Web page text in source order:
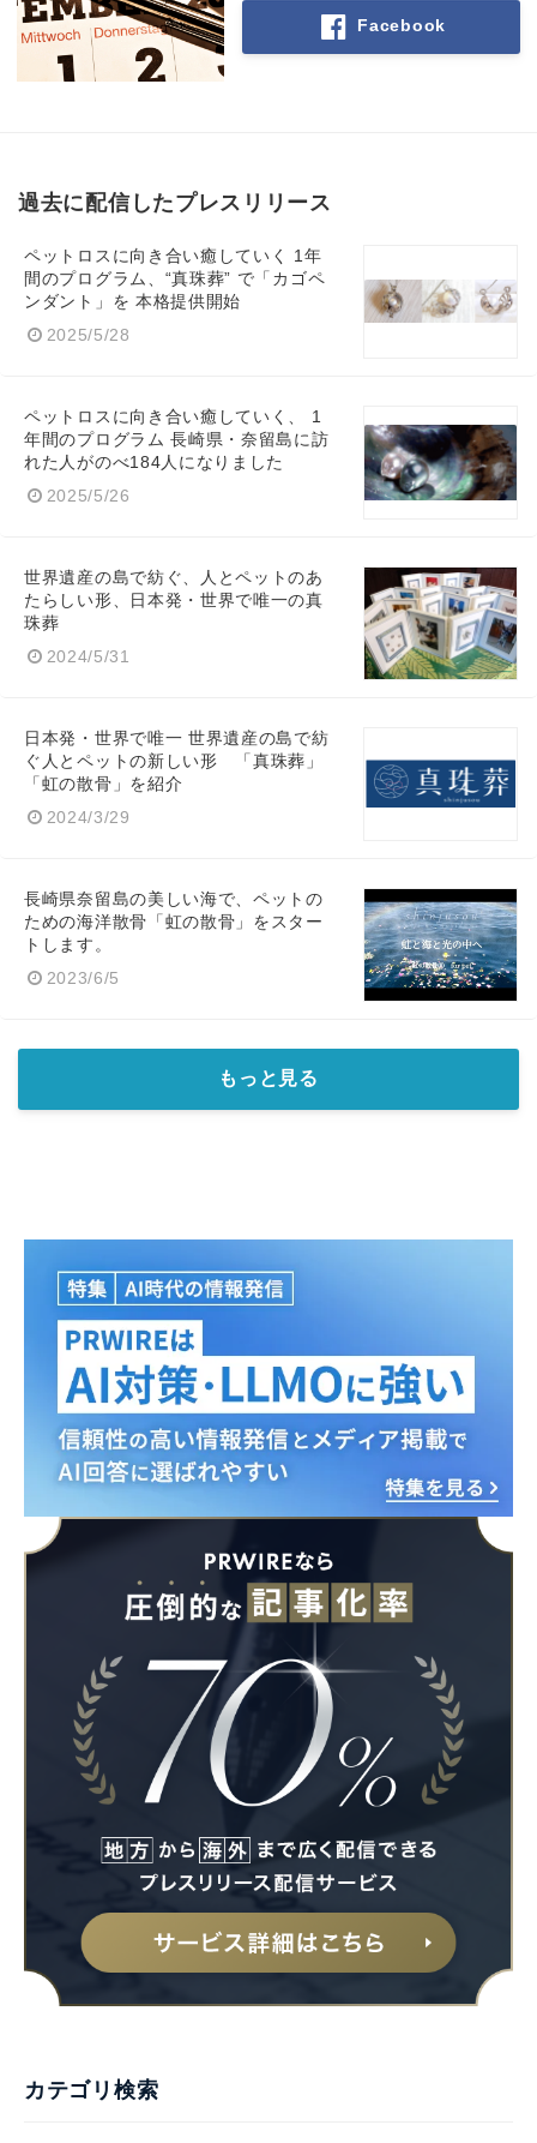
Facebook
過去に配信したプレスリリース
ペットロスに向き合い癒していく 1年
間のプログラム、“真珠葬” で「カゴペ
ンダント」を 本格提供開始
2025/5/28
ペットロスに向き合い癒していく、 1
年間のプログラム 長崎県・奈留島に訪
れた人がのべ184人になりました
2025/5/26
世界遺産の島で紡ぐ、人とペットのあ
たらしい形、日本発・世界で唯一の真
珠葬
2024/5/31
日本発・世界で唯一 世界遺産の島で紡
ぐ人とペットの新しい形 「真珠葬」
「虹の散骨」を紹介
2024/3/29
長崎県奈留島の美しい海で、ペットの
ための海洋散骨「虹の散骨」をスター
トします。
2023/6/5
もっと見る
カテゴリ検索
Japanese
English